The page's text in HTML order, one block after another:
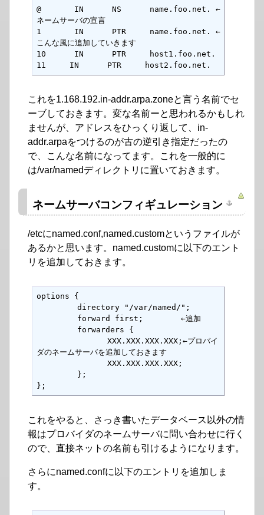
@       IN      NS      name.foo.net. ←
ネームサーバの宣言
1       IN      PTR     name.foo.net. ←
こんな風に追加していきます
10      IN      PTR     host1.foo.net.
11     IN      PTR     host2.foo.net.
これを1.168.192.in-addr.arpa.zoneと言う名前でセ
ーブしておきます。変な名前ーと思われるかもしれ
ませんが、アドレスをひっくり返して、in-
addr.arpaをつけるのが古の逆引き指定だったの
で、こんな名前になってます。これを一般的に
は/var/namedディレクトリに置いておきます。
ネームサーバコンフィギュレーション
/etcにnamed.conf,named.customというファイルが
あるかと思います。named.customに以下のエント
リを追加しておきます。
options {
ダのネームサーバを追加しておきます
};
これをやると、さっき書いたデータベース以外の情
報はプロバイダのネームサーバに問い合わせに行く
ので、直接ネットの名前も引けるようになります。
さらにnamed.confに以下のエントリを追加しま
す。